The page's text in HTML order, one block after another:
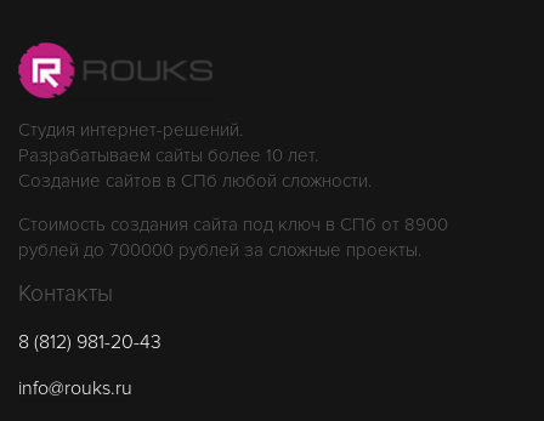
Cтудия интернет-решений.
Разрабатываем сайты более 10 лет.
Создание сайтов в СПб любой сложности.
Стоимость создания сайта под ключ в СПб от 8900
рублей до 700000 рублей за сложные проекты.
Контакты
8 (812) 981-20-43
info@rouks.ru